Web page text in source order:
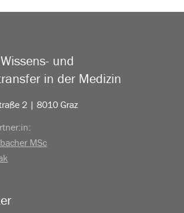
und
in der Medizin
2 | 8010 Graz
MSc